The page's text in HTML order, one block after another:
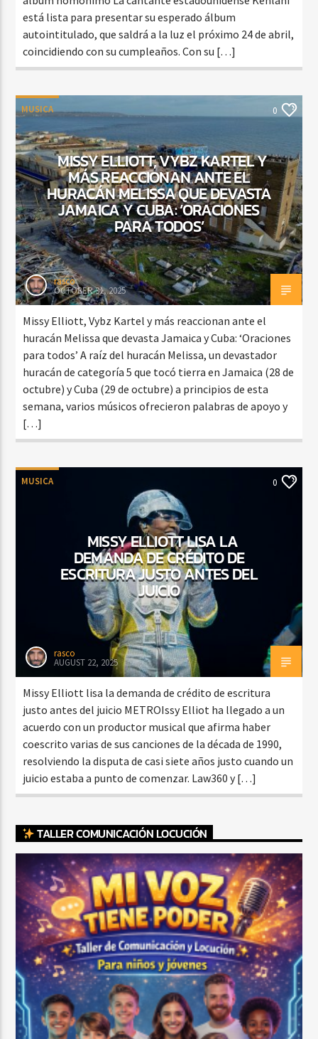
está lista para presentar su esperado álbum
autointitulado, que saldrá a la luz el próximo 24 de abril,
coincidiendo con su cumpleaños. Con su […]
MUSICA 0
MISSY ELLIOTT, VYBZ KARTEL Y
MÁS REACCIONAN ANTE EL
HURACÁN MELISSA QUE DEVASTA
JAMAICA Y CUBA: ‘ORACIONES
PARA TODOS’
rasco
OCTOBER 31, 2025
Missy Elliott, Vybz Kartel y más reaccionan ante el
huracán Melissa que devasta Jamaica y Cuba: ‘Oraciones
para todos’ A raíz del huracán Melissa, un devastador
huracán de categoría 5 que tocó tierra en Jamaica (28 de
octubre) y Cuba (29 de octubre) a principios de esta
semana, varios músicos ofrecieron palabras de apoyo y
[…]
MUSICA 0
MISSY ELLIOTT LISA LA
DEMANDA DE CRÉDITO DE
ESCRITURA JUSTO ANTES DEL
JUICIO
rasco
AUGUST 22, 2025
Missy Elliott lisa la demanda de crédito de escritura
justo antes del juicio METROIssy Elliot ha llegado a un
acuerdo con un productor musical que afirma haber
coescrito varias de sus canciones de la década de 1990,
resolviendo la disputa de casi siete años justo cuando un
juicio estaba a punto de comenzar. Law360 y […]
TALLER COMUNICACIÓN LOCUCIÓN